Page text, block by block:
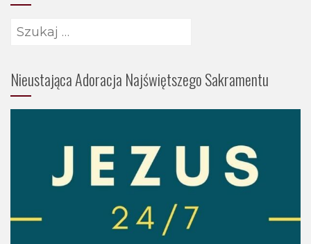
Szukaj:
Nieustająca Adoracja Najświętszego Sakramentu